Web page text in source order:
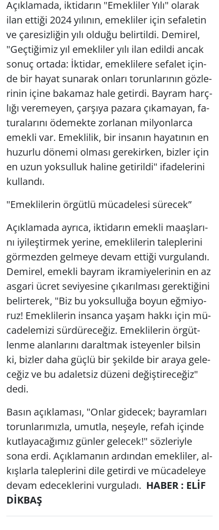
Açık­la­ma­da, ik­ti­da­rın "Emek­li­ler Yılı" ola­rak
ilan et­ti­ği 2024 yı­lı­nın, emek­li­ler için se­fa­le­tin
ve ça­re­siz­li­ğin yılı ol­du­ğu be­lir­til­di. De­mi­rel,
"Geç­ti­ği­miz yıl emek­li­ler yılı ilan edil­di ancak
sonuç or­ta­da: İkti­dar, emek­li­le­re se­fa­let için­
de bir hayat su­na­rak on­la­rı to­run­la­rı­nın göz­le­
ri­nin içine ba­ka­maz hale ge­tir­di. Bay­ram harç­
lı­ğı ve­re­me­yen, çar­şı­ya pa­za­ra çı­ka­ma­yan, fa­
tu­ra­la­rı­nı öde­mek­te zor­la­nan mil­yon­lar­ca
emek­li var. Emek­li­lik, bir in­sa­nın ha­ya­tı­nın en
hu­zur­lu dö­ne­mi ol­ma­sı ge­re­kir­ken, biz­ler için
en uzun yok­sul­luk ha­li­ne ge­ti­ril­di" ifa­de­le­ri­ni
kul­lan­dı.
"Emek­li­le­rin ör­güt­lü mü­ca­de­le­si sü­recek”
Açık­la­ma­da ay­rı­ca, ik­ti­da­rın emek­li ma­aş­la­rı­
nı iyi­leş­tir­mek ye­ri­ne, emek­li­le­rin ta­lep­le­ri­ni
gör­mez­den gel­me­ye devam et­ti­ği vur­gu­lan­dı.
De­mi­rel, emek­li bay­ram ik­ra­mi­ye­le­ri­nin en az
as­ga­ri ücret se­vi­ye­si­ne çı­ka­rıl­ma­sı ge­rek­ti­ği­ni
be­lir­te­rek, "Biz bu yok­sul­lu­ğa boyun eğ­mi­yo­
ruz! Emek­li­le­rin in­san­ca yaşam hakkı için mü­
ca­de­le­mi­zi sür­dü­re­ce­ğiz. Emek­li­le­rin ör­güt­
len­me alan­la­rı­nı da­ralt­mak is­te­yen­ler bil­sin
ki, biz­ler daha güçlü bir şe­kil­de bir araya ge­le­
ce­ğiz ve bu ada­let­siz dü­ze­ni de­ğiş­ti­re­ce­ğiz"
dedi.
Basın açık­la­ma­sı, "Onlar gi­decek; bay­ram­la­rı
to­run­la­rı­mız­la, umut­la, ne­şey­le, refah için­de
kut­la­ya­ca­ğı­mız gün­ler ge­lecek!" söz­le­riy­le
sona erdi. Açık­la­ma­nın ar­dın­dan emek­li­ler, al­
kış­lar­la ta­lep­le­ri­ni dile ge­tir­di ve mü­ca­de­le­ye
devam ede­cek­le­ri­ni vur­gu­la­dı. HABER : ELİF
DİKBAŞ